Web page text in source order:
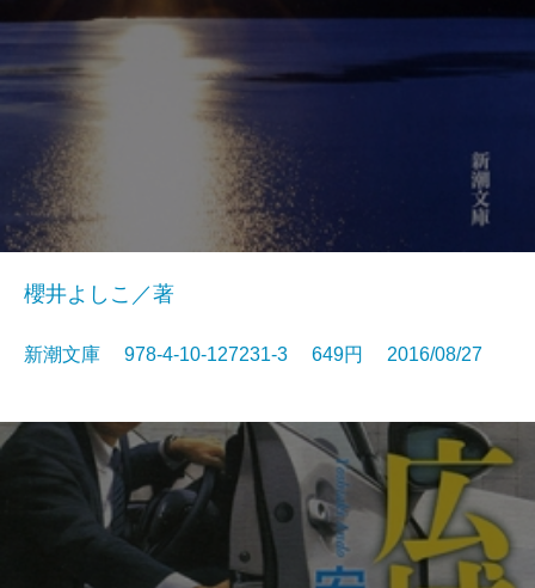
櫻井よしこ／著
新潮文庫 978-4-10-127231-3 649円 2016/08/27